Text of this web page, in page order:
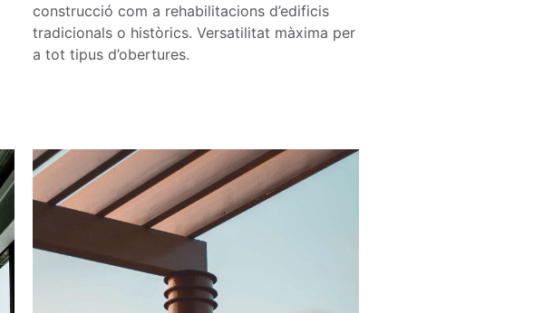
construcció com a rehabilitacions d’edificis
tradicionals o històrics. Versatilitat màxima per
a tot tipus d’obertures.